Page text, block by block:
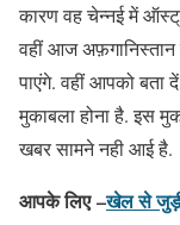
कारण वह चेन्नई में
वहीं आज अफ़गानिस्तान
पाएंगे. वहीं आपको बता
मुकाबला होना है. इस
खबर सामने नही आई है.
आपके लिए –खेल से